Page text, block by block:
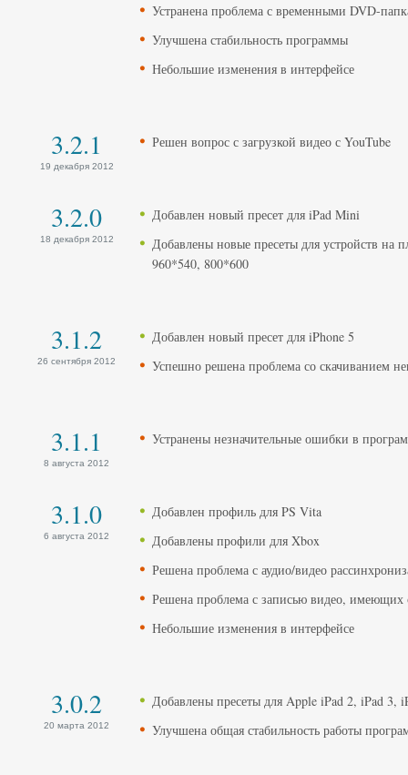
Устранена проблема с временными DVD-
Улучшена стабильность программы
Небольшие изменения в интерфейсе
3.2.1
19 декабря 2012
Решен вопрос с загрузкой видео с YouTube
3.2.0
18 декабря 2012
Добавлен новый пресет для iPad Mini
Добавлены новые пресеты для устройств на
960*540, 800*600
3.1.2
26 сентября 2012
Добавлен новый пресет для iPhone 5
Успешно решена проблема со скачиванием
3.1.1
8 августа 2012
Устранены незначительные ошибки в
3.1.0
6 августа 2012
Добавлен профиль для PS Vita
Добавлены профили для Xbox
Решена проблема с аудио/видео
Решена проблема с записью видео,
Небольшие изменения в интерфейсе
3.0.2
20 марта 2012
Добавлены пресеты для Apple iPad 2, iPad 3,
Улучшена общая стабильность работы